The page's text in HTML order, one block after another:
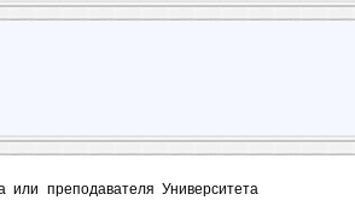
или преподавателя Университета